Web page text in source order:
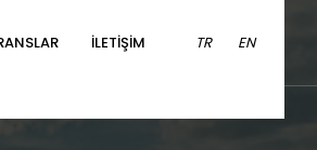
TR EN
İLETİŞİM